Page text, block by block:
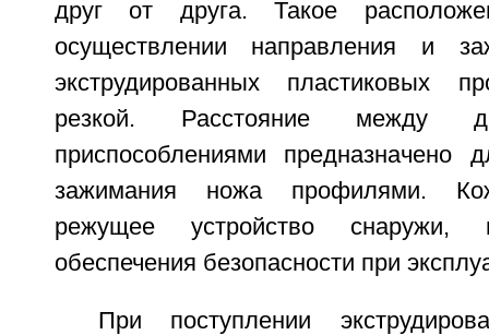
друг от друга. Такое
осуществлении направления и
экструдированных пластиковых
резкой. Расстояние между
приспособлениями предназначено
зажимания ножа профилями.
режущее устройство снаружи,
обеспечения безопасности при
При поступлении